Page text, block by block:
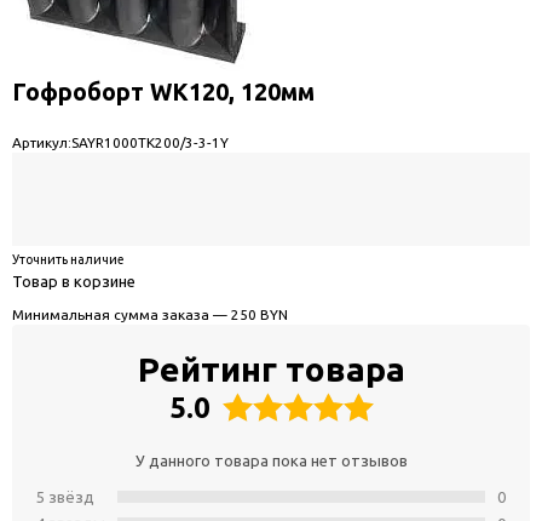
Гофроборт WK120, 120мм
Артикул:SAYR1000TK200/3-3-1Y
Уточнить наличие
Товар в корзине
Минимальная сумма заказа — 250 BYN
Рейтинг товара
5.0
У данного товара пока нет отзывов
5 звёзд
0